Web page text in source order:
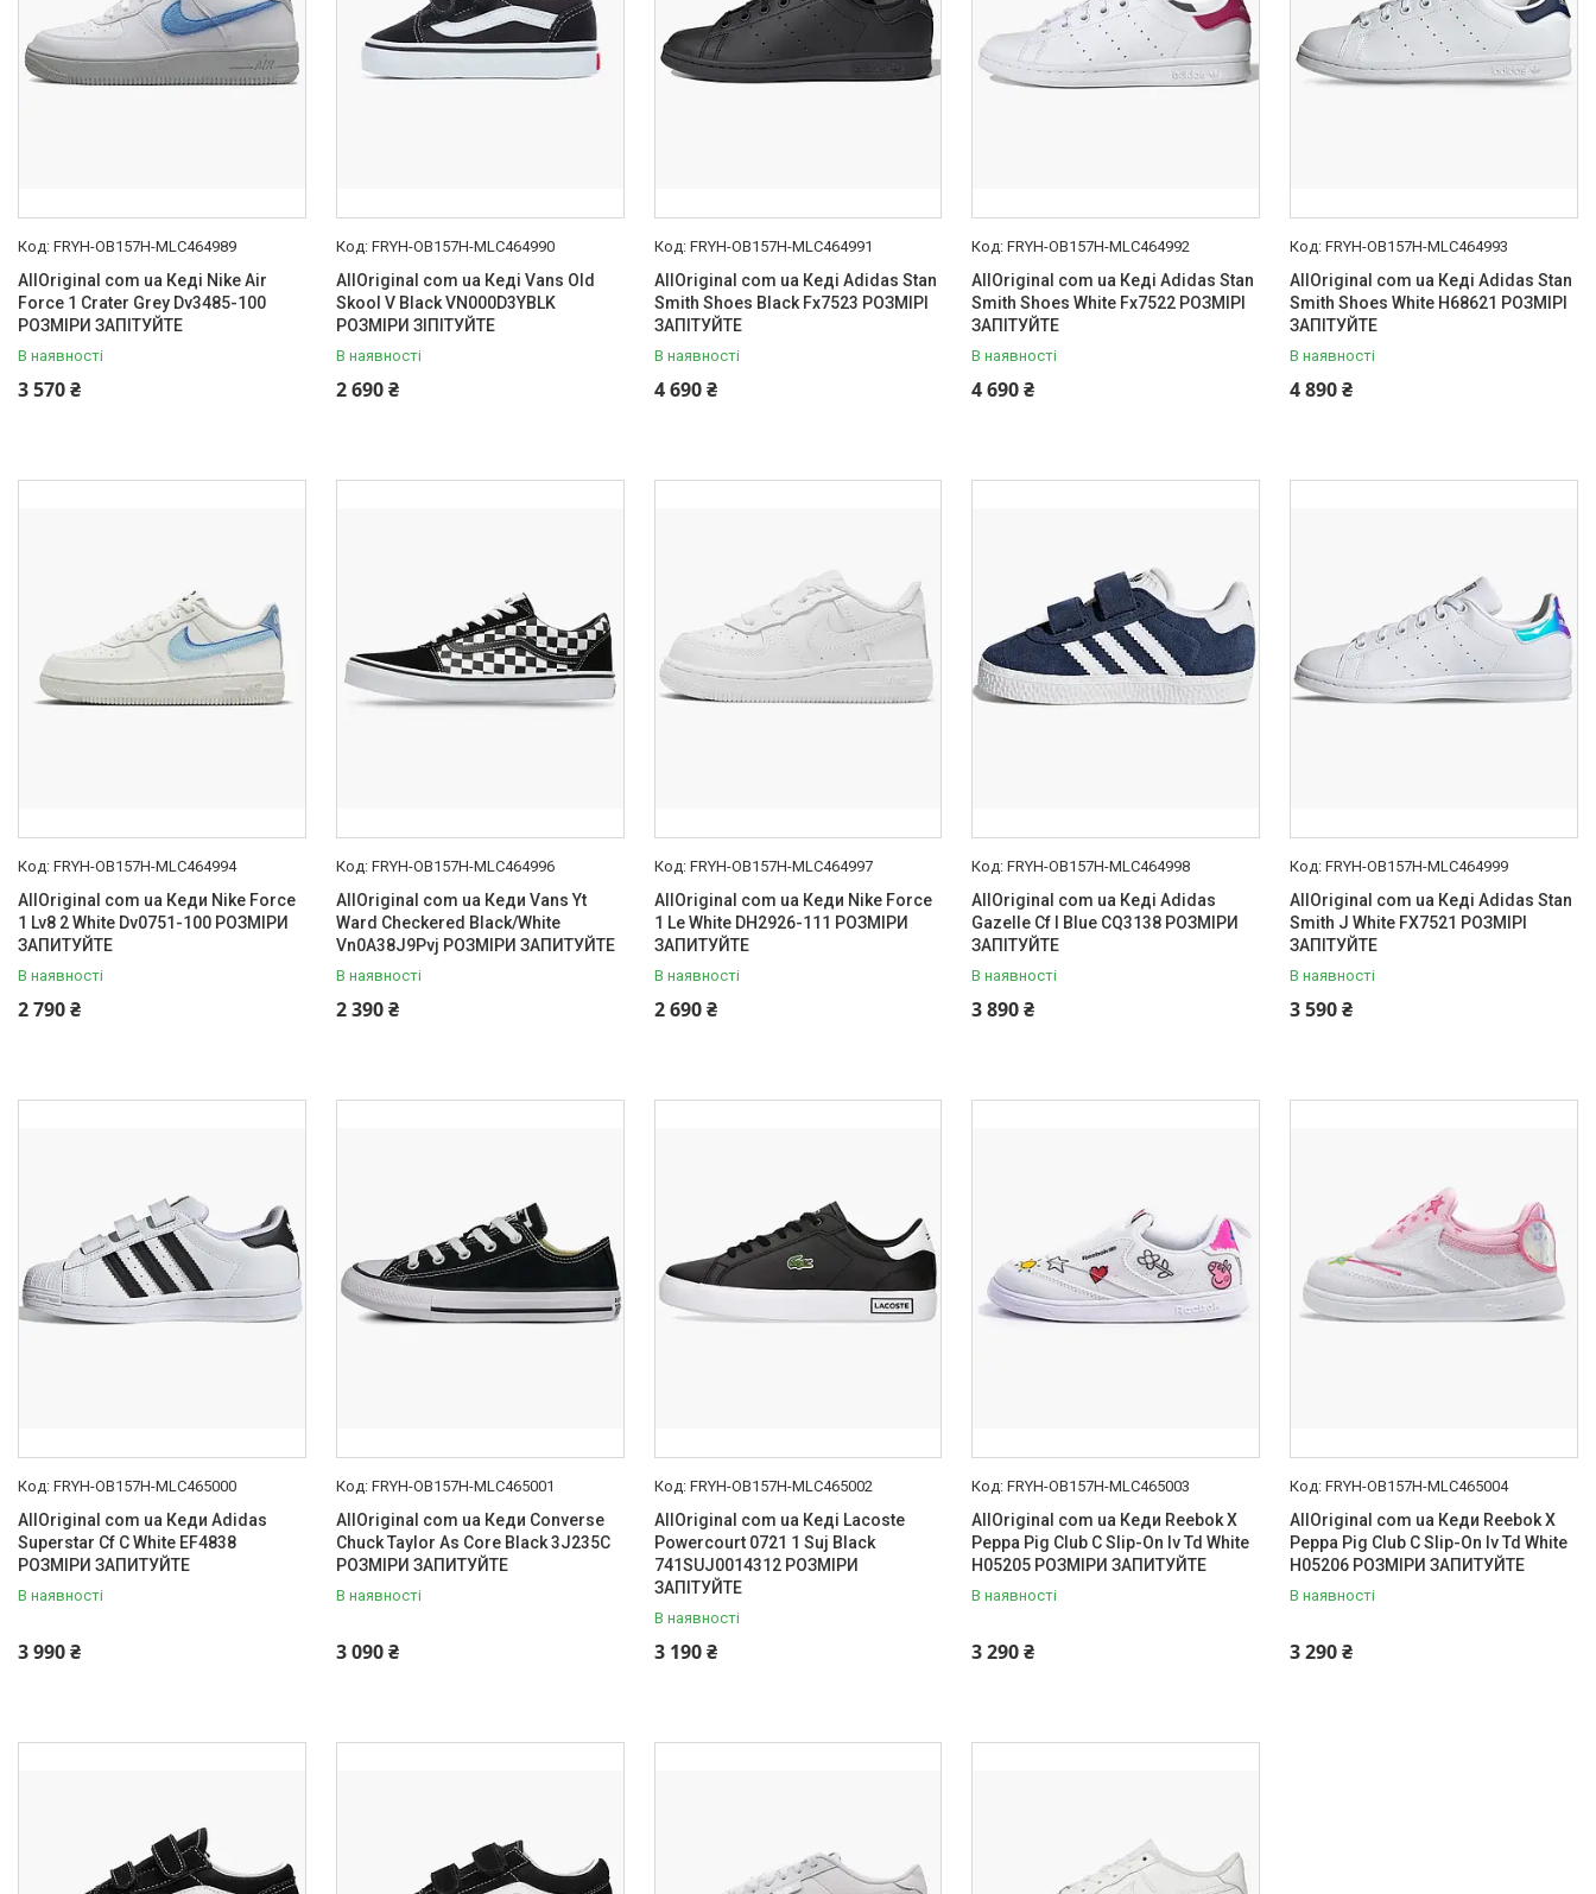
FRYH-OB157H-MLC464989
AllOriginal com ua Кеді Nike Air
Force 1 Crater Grey Dv3485-100
РОЗМІРИ ЗАПІТУЙТЕ
В наявності
3 570 ₴
FRYH-OB157H-MLC464990
AllOriginal com ua Кеді Vans Old
Skool V Black VN000D3YBLK
РОЗМІРИ ЗІПІТУЙТЕ
В наявності
2 690 ₴
FRYH-OB157H-MLC464991
AllOriginal com ua Кеді Adidas Stan
Smith Shoes Black Fx7523 РОЗМІРІ
ЗАПІТУЙТЕ
В наявності
4 690 ₴
FRYH-OB157H-MLC464992
AllOriginal com ua Кеді Adidas Stan
Smith Shoes White Fx7522 РОЗМІРІ
ЗАПІТУЙТЕ
В наявності
4 690 ₴
FRYH-OB157H-MLC464993
AllOriginal com ua Кеді Adidas Stan
Smith Shoes White H68621 РОЗМІРІ
ЗАПІТУЙТЕ
В наявності
4 890 ₴
FRYH-OB157H-MLC464994
AllOriginal com ua Кеди Nike Force
1 Lv8 2 White Dv0751-100 РОЗМІРИ
ЗАПИТУЙТЕ
В наявності
2 790 ₴
FRYH-OB157H-MLC464996
AllOriginal com ua Кеди Vans Yt
Ward Checkered Black/White
Vn0A38J9Pvj РОЗМІРИ ЗАПИТУЙТЕ
В наявності
2 390 ₴
FRYH-OB157H-MLC464997
AllOriginal com ua Кеди Nike Force
1 Le White DH2926-111 РОЗМІРИ
ЗАПИТУЙТЕ
В наявності
2 690 ₴
FRYH-OB157H-MLC464998
AllOriginal com ua Кеді Adidas
Gazelle Cf I Blue CQ3138 РОЗМІРИ
ЗАПІТУЙТЕ
В наявності
3 890 ₴
FRYH-OB157H-MLC464999
AllOriginal com ua Кеді Adidas Stan
Smith J White FX7521 РОЗМІРІ
ЗАПІТУЙТЕ
В наявності
3 590 ₴
FRYH-OB157H-MLC465000
AllOriginal com ua Кеди Adidas
Superstar Cf C White EF4838
РОЗМІРИ ЗАПИТУЙТЕ
В наявності
3 990 ₴
FRYH-OB157H-MLC465001
AllOriginal com ua Кеди Converse
Chuck Taylor As Core Black 3J235C
РОЗМІРИ ЗАПИТУЙТЕ
В наявності
3 090 ₴
FRYH-OB157H-MLC465002
AllOriginal com ua Кеді Lacoste
Powercourt 0721 1 Suj Black
741SUJ0014312 РОЗМІРИ
ЗАПІТУЙТЕ
В наявності
3 190 ₴
FRYH-OB157H-MLC465003
AllOriginal com ua Кеди Reebok X
Peppa Pig Club C Slip-On Iv Td White
H05205 РОЗМІРИ ЗАПИТУЙТЕ
В наявності
3 290 ₴
FRYH-OB157H-MLC465004
AllOriginal com ua Кеди Reebok X
Peppa Pig Club C Slip-On Iv Td White
H05206 РОЗМІРИ ЗАПИТУЙТЕ
В наявності
3 290 ₴